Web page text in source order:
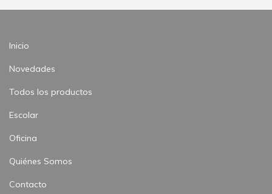
Inicio
Novedades
Todos los productos
Escolar
Oficina
Quiénes Somos
Contacto